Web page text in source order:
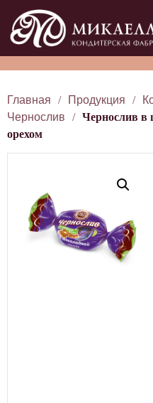
Главная / Продукция /
Чернослив
/ Чернослив в
орехом